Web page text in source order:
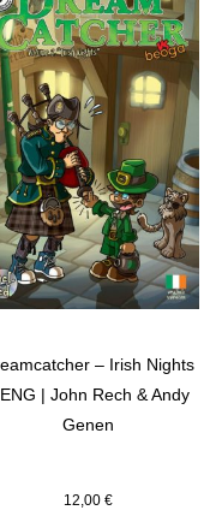
– Irish Nights
| John Rech & Andy
Genen
12,00 €